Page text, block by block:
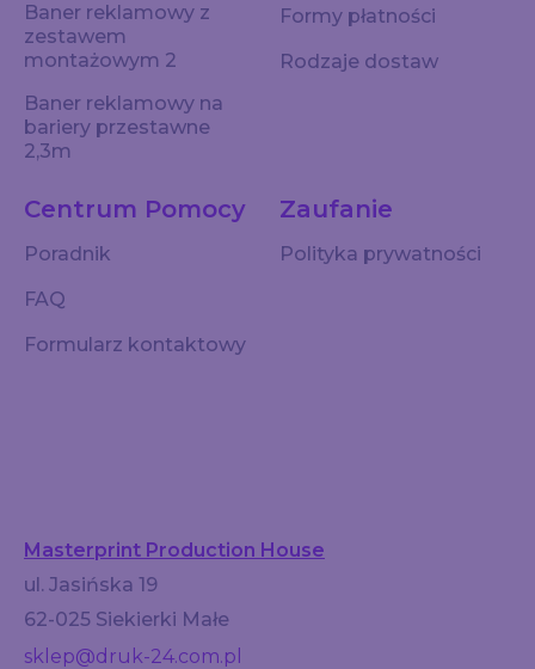
Baner reklamowy z
zestawem
montażowym 2
Baner reklamowy na
bariery przestawne
2,3m
Centrum Pomocy
Poradnik
FAQ
Formularz kontaktowy
Zaufanie
Polityka prywatności
Formy płatności
Rodzaje dostaw
Masterprint Production House
ul. Jasińska 19
62-025 Siekierki Małe
sklep@druk-24.com.pl